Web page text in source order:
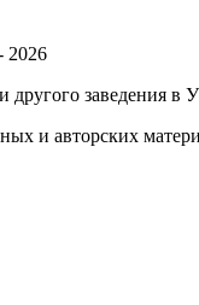
2026
другого заведения в
и авторских